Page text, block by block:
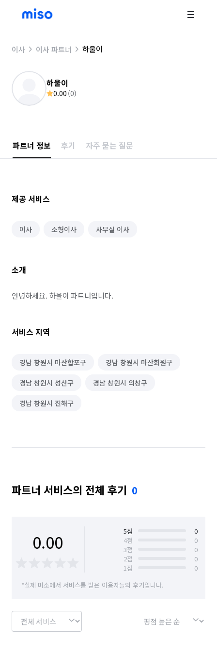
이사 이사 파트너 하울이
하울이
0.00 (0)
파트너 정보 후기 자주 묻는 질문
제공 서비스
이사 소형이사 사무실 이사
소개
안녕하세요. 하울이 파트너입니다.
서비스 지역
경남 창원시 마산합포구 경남 창원시 마산회원구
경남 창원시 성산구 경남 창원시 의창구
경남 창원시 진해구
파트너 서비스의 전체 후기 0
0.00 5점
0
4점
0
3점
0
2점
0
1점
0
*실제 미소에서 서비스를 받은 이용자들의 후기입니다.